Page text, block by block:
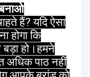
हैं? यदि ऐसा
होगा कि
हो।हमने
अधिक पाठ नहीं